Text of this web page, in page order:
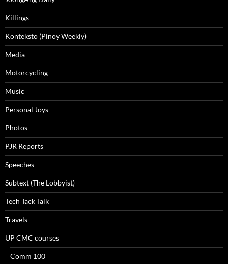
Killings
Konteksto (Pinoy Weekly)
Media
Motorcycling
Music
Personal Joys
Photos
PJR Reports
Speeches
Subtext (The Lobbyist)
Tech Tack Talk
Travels
UP CMC courses
Comm 100